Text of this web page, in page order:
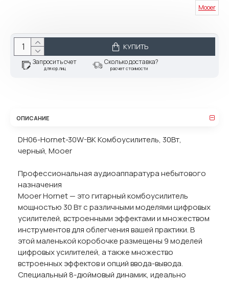
Mooer
КУПИТЬ
Запросить счет
для юр.лиц
Сколько доставка?
расчет стоимости
ОПИСАНИЕ
DH06-Hornet-30W-BK Комбоусилитель, 30Вт,
черный, Mooer
Профессиональная аудиоаппаратура небытового
назначения
Mooer Hornet — это гитарный комбоусилитель
мощностью 30 Вт с различными моделями цифровых
усилителей, встроенными эффектами и множеством
инструментов для облегчения вашей практики. В
этой маленькой коробочке размещены 9 моделей
цифровых усилителей, а также множество
встроенных эффектов и опций ввода-вывода.
Специальный 8-дюймовый динамик, идеально